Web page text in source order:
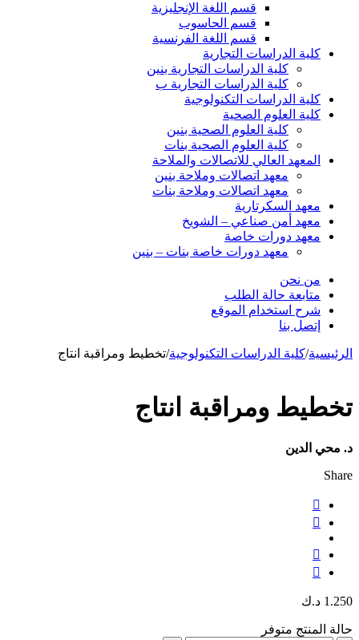
قسم اللغة الإنجليزية
قسم الحاسوب
قسم اللغة الفرنسية
كلية الدراسات التجارية
كلية الدراسات التجارية بنين
كلية الدراسات التجارية ب
كلية الدراسات التكنولوجية
كلية العلوم الصحية
كلية العلوم الصحية بنين
كلية العلوم الصحية بنات
المعهد العالي للاتصالات والملاحة
معهد اتصالات وملاحة بنين
معهد اتصالات وملاحة بنات
معهد السكرتارية
معهد أمن صناعي – الشويخ
معهد دورات خاصة
معهد دورات خاصة بنات – بنين
من نحن
متابعة حالة الطلب
شرح استخدام الموقع
إتصل بنا
الرئيسية/كلية الدراسات التكنولوجية/تخطيط ومراقبة انتاج
تخطيط ومراقبة انتاج
د. محي الدين
Share
1.250 د.ك
حالة المنتج متوفر